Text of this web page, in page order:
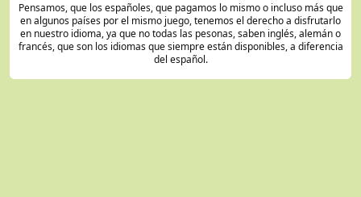
Pensamos, que los españoles, que pagamos lo mismo o incluso más que
en algunos países por el mismo juego, tenemos el derecho a disfrutarlo
en nuestro idioma, ya que no todas las pesonas, saben inglés, alemán o
francés, que son los idiomas que siempre están disponibles, a diferencia
del español.